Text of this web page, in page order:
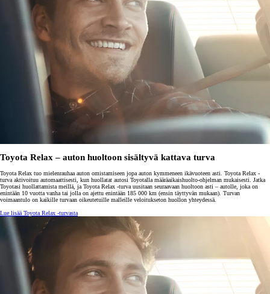
Toyota Relax – auton huoltoon sisältyvä kattava turva
Toyota Relax tuo mielenrauhaa auton omistamiseen jopa auton kymmeneen ikävuoteen asti. Toyota Relax -
turva aktivoituu automaattisesti, kun huollatat autosi Toyotalla määräaikaishuolto-ohjelman mukaisesti. Jatka
Toyotasi huollattamista meillä, ja Toyota Relax -turva uusitaan seuraavaan huoltoon asti – autolle, joka on
enintään 10 vuotta vanha tai jolla on ajettu enintään 185 000 km (ensin täyttyvän mukaan). Turvan
voimaantulo on kaikille turvaan oikeutetuille malleille veloitukseton huollon yhteydessä.
Lue lisää Toyota Relax -turvasta